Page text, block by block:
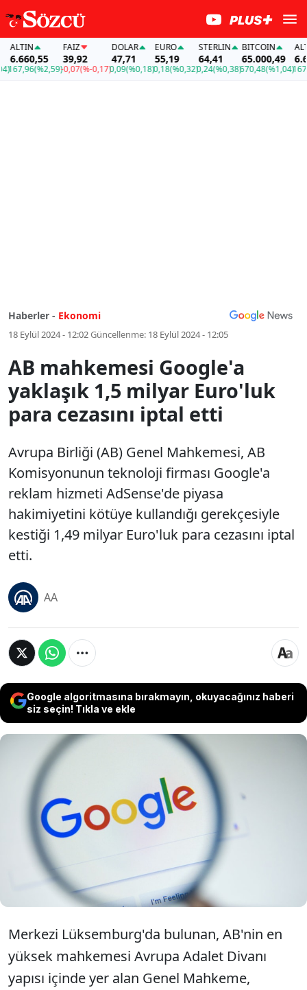
ALTIN
6.660,55
(%2,59)
FAİZ
39,92
-0,07(%-0,17)
DOLAR
47,71
0,09(%0,18)
EURO
55,19
0,18(%0,32)
STERLIN
64,41
0,24(%0,38)
BITCOIN
65.000,49
670,48(%1,04)
Haberler - Ekonomi
18 Eylül 2024 - 12:02Güncellenme: 18 Eylül 2024 - 12:05
AB mahkemesi Google'a
yaklaşık 1,5 milyar Euro'luk
para cezasını iptal etti
Avrupa Birliği (AB) Genel Mahkemesi, AB
Komisyonunun teknoloji firması Google'a
reklam hizmeti AdSense'de piyasa
hakimiyetini kötüye kullandığı gerekçesiyle
kestiği 1,49 milyar Euro'luk para cezasını iptal
etti.
AA
Google algoritmasına bırakmayın, okuyacağınız haberi
siz seçin! Tıkla ve ekle
Avrupa Birliği (AB) Genel Mahkemesi, AB
Komisyonunun teknoloji firması Google'a
reklam hizmeti AdSense'de piyasa
hakimiyetini kötüye kullandığı gerekçesiyle
kestiği 1,49 milyar Euro'luk para cezasını iptal
Merkezi Lüksemburg'da bulunan, AB'nin en
yüksek mahkemesi Avrupa Adalet Divanı
yapısı içinde yer alan Genel Mahkeme,